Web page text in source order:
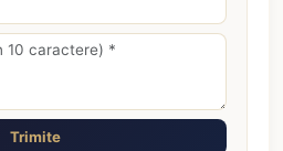
Trimite